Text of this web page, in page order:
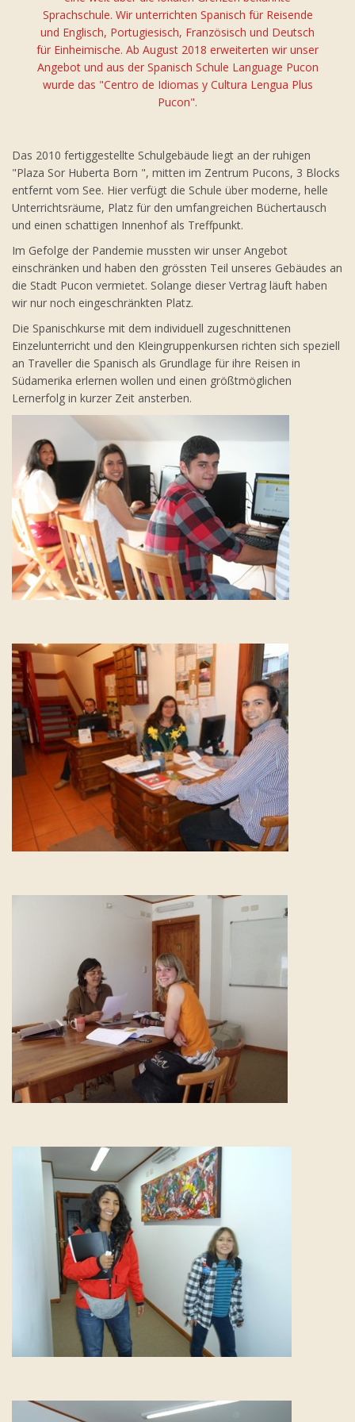
Sprachschule. Wir unterrichten Spanisch für Reisende
und Englisch, Portugiesisch, Französisch und Deutsch
für Einheimische. Ab August 2018 erweiterten wir unser
Angebot und aus der Spanisch Schule Language Pucon
wurde das "Centro de Idiomas y Cultura Lengua Plus
Pucon".
Das 2010 fertiggestellte Schulgebäude liegt an der ruhigen
"Plaza Sor Huberta Born ", mitten im Zentrum Pucons, 3 Blocks
entfernt vom See. Hier verfügt die Schule über moderne, helle
Unterrichtsräume, Platz für den umfangreichen Büchertausch
und einen schattigen Innenhof als Treffpunkt.
Im Gefolge der Pandemie mussten wir unser Angebot
einschränken und haben den grössten Teil unseres Gebäudes an
die Stadt Pucon vermietet. Solange dieser Vertrag läuft haben
wir nur noch eingeschränkten Platz.
Die Spanischkurse mit dem individuell zugeschnittenen
Einzelunterricht und den Kleingruppenkursen richten sich speziell
an Traveller die Spanisch als Grundlage für ihre Reisen in
Südamerika erlernen wollen und einen größtmöglichen
Lernerfolg in kurzer Zeit ansterben.